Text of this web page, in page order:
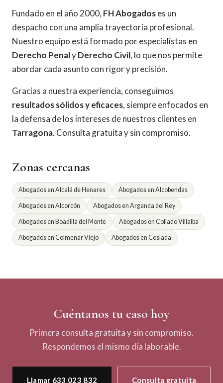
Fundado en el año 2000, FH Abogadoses un
despacho con una amplia trayectoria profesional.
Nuestro equipo está formado por especialistas en
Derecho PenalyDerecho Civil, lo que nos permite
abordar cada asunto con rigor y precisión.
Gracias a nuestra experiencia, conseguimos
resultados sólidos y eficaces, siempre enfocados en
la defensa de los intereses de nuestros clientes en
Tarragona. Consulta gratuita y sin compromiso.
Zonas cercanas
Abogados en Alcalá de Henares Abogados en Alcobendas
Abogados en Alcorcón Abogados en Arganda del Rey
Abogados en Boadilla del Monte Abogados en Collado Villalba
Abogados en Colmenar Viejo Abogados en Coslada
Cuéntanos tu caso hoy
Primera consulta gratuita y sin compromiso.
Respondemos el mismo día laborable.
Llamar 633 023 832 Consulta gratuita